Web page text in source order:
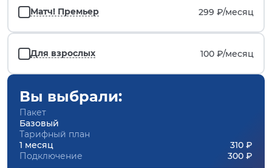
Матч! Премьер 299 ₽/месяц
Для взрослых 100 ₽/месяц
Вы выбрали:
Пакет
Базовый
Тарифный план
1 месяц
310 ₽
Подключение
300 ₽